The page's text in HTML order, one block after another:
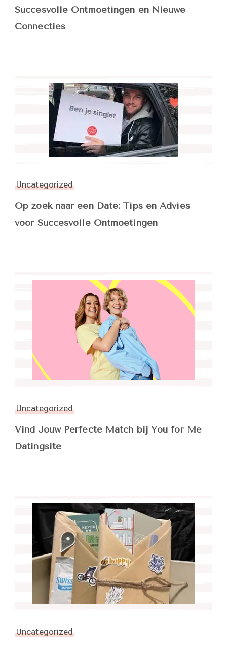
Succesvolle Ontmoetingen en Nieuwe
Connecties
Uncategorized
Op zoek naar een Date: Tips en Advies
voor Succesvolle Ontmoetingen
Uncategorized
Vind Jouw Perfecte Match bij You for Me
Datingsite
Uncategorized